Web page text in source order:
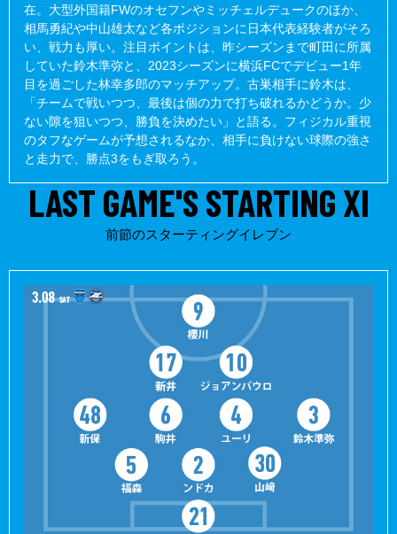
いる選手としては良くないことをしているとも思っていませんで
した。
たとえば僕の特徴であるロングスローも、シンプルにゴールを奪
う方法の一つ。
“勝つためにしたたかに”。
それは、この横浜FCにも、絶対に必要なことだと思っていま
一方で、忘れてはいけないのが「サッカー」と「ルールの範囲
内」で、本気でぶつかり合うこと。だからこそプレーに関係のな
い争いごとや“煽り合い”を好まないのが、鈴木の基本的なスタン
印象的だったのは、第3節の横浜Ｆ・マリノス戦。90分を迎えよ
うという時間帯に、相手の強烈なシュートを頭でクリアしたユー
リララが倒れ試合が止まると、相手のゴール裏がヒートアップし
た瞬間があった。
すると鈴木は少し頭を下げながら「落ち着いてほしい」と、手で
ジェスチャーを送った。
在。大型外国籍FWのオセフンやミッチェルデュークのほか、
相馬勇紀や中山雄太など各ポジションに日本代表経験者がそろ
い、戦力も厚い。注目ポイントは、昨シーズンまで町田に所属
していた鈴木準弥と、2023シーズンに横浜FCでデビュー1年
目を過ごした林幸多郎のマッチアップ。古巣相手に鈴木は、
「チームで戦いつつ、最後は個の力で打ち破れるかどうか。少
ない隙を狙いつつ、勝負を決めたい」と語る。フィジカル重視
のタフなゲームが予想されるなか、相手に負けない球際の強さ
と走力で、勝点3をもぎ取ろう。
LAST GAME'S STARTING XI
前節のスターティングイレブン